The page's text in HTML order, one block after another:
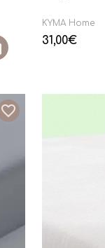
KYMA Home
31,00€